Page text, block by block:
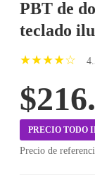
PBT de
teclado
★★★★☆
PRECIO TODO
Precio de